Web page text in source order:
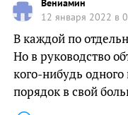
Вениамин
12 января 2022 в
В каждой по
Но в руководство
кого-нибудь одного
порядок в свой